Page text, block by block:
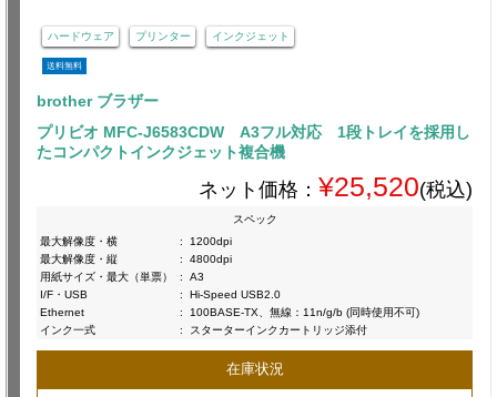
ハードウェア プリンター インクジェット
送料無料
brother ブラザー
プリビオ MFC-J6583CDW A3フル対応 1段トレイを採用し
たコンパクトインクジェット複合機
ネット価格： ¥25,520(税込)
スペック
最大解像度・横
:
1200dpi
最大解像度・縦
:
4800dpi
用紙サイズ・最大（単票）
:
A3
I/F・USB
:
Hi-Speed USB2.0
Ethernet
:
100BASE-TX、無線：11n/g/b (同時使用不可)
インク一式
: スターターインクカートリッジ添付
在庫状況